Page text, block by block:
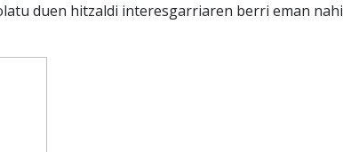
duen hitzaldi interesgarriaren berri eman nahi